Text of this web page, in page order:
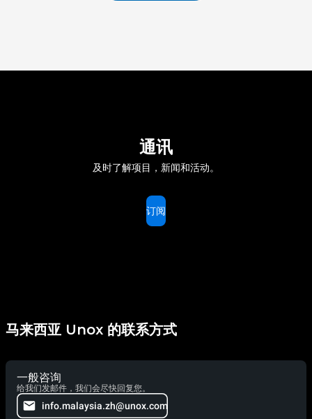
通讯
及时了解项目，新闻和活动。
订阅
马来西亚 Unox 的联系方式
一般咨询
给我们发邮件，我们会尽快回复您。
info.malaysia.zh@unox.com